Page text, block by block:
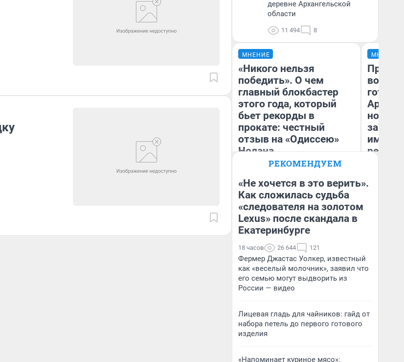
деревне Архангельской
области
11 494 8
МНЕНИЕ
«Никого нельзя
победить». О чем
главный блокбастер
этого года, который
бьет рекорды в
прокате: честный
отзыв на «Одиссею»
Нолана
Стас Соколов
МНЕНИЕ
новый
закон
РЕКОМЕНДУЕМ
«Не хочется в это верить».
Как сложилась судьба
«следователя на золотом
Lexus» после скандала в
Екатеринбурге
18 часов 26 644 121
Фермер Джастас Уолкер, известный
как «веселый молочник», заявил что
его семью могут выдворить из
России — видео
Лицевая гладь для чайников: гайд от
набора петель до первого готового
изделия
«Напоминает куриное мясо»: